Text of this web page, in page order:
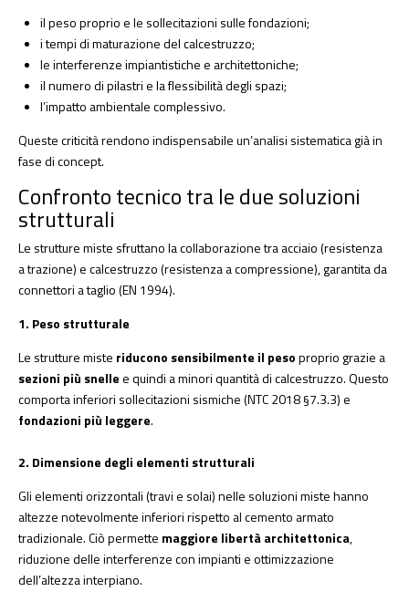
il peso proprio e le sollecitazioni sulle fondazioni;
i tempi di maturazione del calcestruzzo;
le interferenze impiantistiche e architettoniche;
il numero di pilastri e la flessibilità degli spazi;
l’impatto ambientale complessivo.
Queste criticità rendono indispensabile un’analisi sistematica già in
fase di concept.
Confronto tecnico tra le due soluzioni
strutturali
Le strutture miste sfruttano la collaborazione tra acciaio (resistenza
a trazione) e calcestruzzo (resistenza a compressione), garantita da
connettori a taglio (EN 1994).
1. Peso strutturale
Le strutture miste riducono sensibilmente il pesoproprio grazie a
sezioni più snellee quindi a minori quantità di calcestruzzo. Questo
comporta inferiori sollecitazioni sismiche (NTC 2018 §7.3.3) e
fondazioni più leggere.
2. Dimensione degli elementi strutturali
Gli elementi orizzontali (travi e solai) nelle soluzioni miste hanno
altezze notevolmente inferiori rispetto al cemento armato
tradizionale. Ciò permette maggiore libertà architettonica,
riduzione delle interferenze con impianti e ottimizzazione
dell’altezza interpiano.